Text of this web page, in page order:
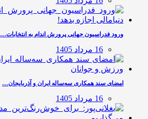
ورود فدراسیون جهانی پرورش اندام به انتخابات…
16 مرداد 1405
امضای سند همکاری سه‌ساله ایران و آذربایجان…
16 مرداد 1405